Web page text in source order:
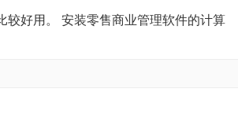
较好用。 安装零售商业管理软件的计算